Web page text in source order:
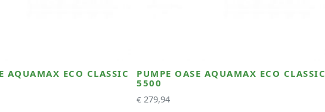
AQUAMAX ECO CLASSIC
PUMPE OASE AQUAMAX ECO CLASSIC
5500
€ 279,94